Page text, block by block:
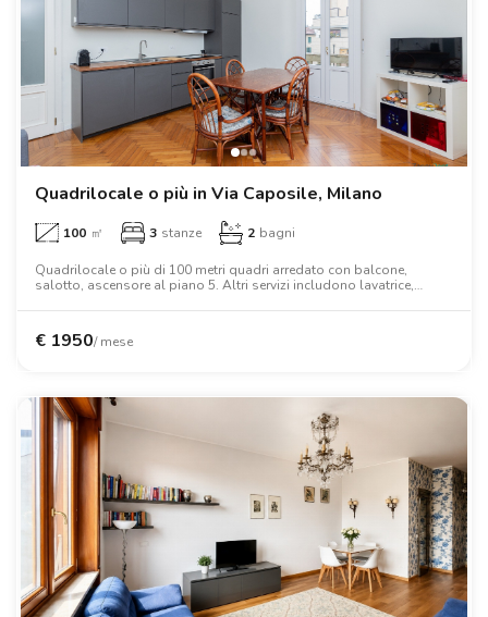
Quadrilocale o più in Via Caposile, Milano
100 ㎡ 3 stanze 2 bagni
Quadrilocale o più di 100 metri quadri arredato con balcone,
salotto, ascensore al piano 5. Altri servizi includono lavatrice,
€ 1950/ mese